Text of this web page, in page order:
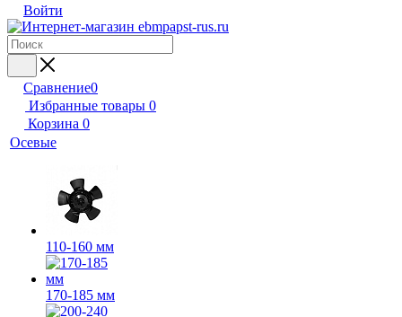
Войти
Сравнение0
Избранные товары 0
Корзина 0
Осевые
110-160 мм
170-185 мм